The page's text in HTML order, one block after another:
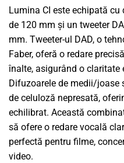
Lumina CI este echipată
de 120 mm și un tweeter
mm. Tweeter-ul DAD, o
Faber, oferă o redare
înalte, asigurând o
Difuzoarele de medii/joase
de celuloză nepresată,
echilibrat. Această
să ofere o redare vocală
perfectă pentru filme,
video.